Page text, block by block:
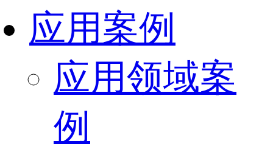
应用案例
应用领域案
例